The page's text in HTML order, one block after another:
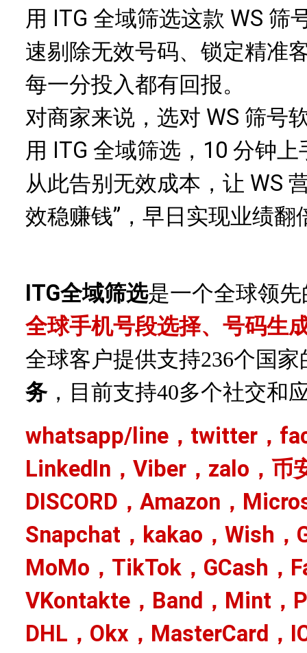
用 ITG 全域筛选这款 WS 筛
速剔除无效号码、锁定精准
每一分投入都有回报。
对商家来说，选对 WS 筛号
用 ITG 全域筛选，10 分钟
从此告别无效成本，让 WS
效稳赚钱”，早日实现业绩翻
ITG全域筛选是一个全球领
全球手机号段选择、号码生
全球客户提供支持236个国
务，目前支持40多个社交和
whatsapp/line，twitter，
LinkedIn，Viber，zalo，币
DISCORD，Amazon，
Snapchat，kakao，Wish，
MoMo，TikTok，GCash，
VKontakte，Band，Mint，
DHL，Okx，MasterCard，